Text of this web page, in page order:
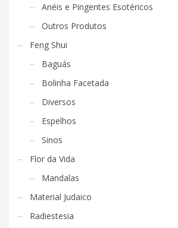
Anéis e Pingentes Esotéricos
Outros Produtos
Feng Shui
Baguás
Bolinha Facetada
Diversos
Espelhos
Sinos
Flor da Vida
Mandalas
Material Judaico
Radiestesia